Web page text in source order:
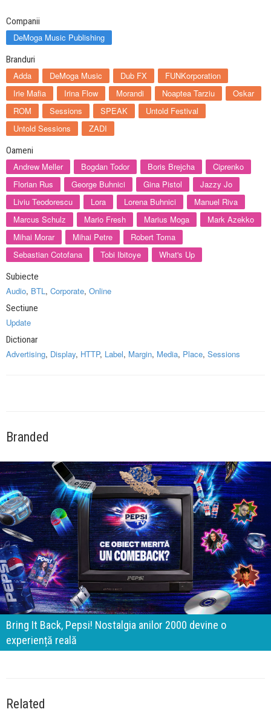
Companii
DeMoga Music Publishing
Branduri
Adda DeMoga Music Dub FX
FUNKorporation
Irie Mafia
Irina Flow Morandi Noaptea Tarziu
Oskar
ROM
Sessions SPEAK
Untold Festival
Untold Sessions
ZADI
Oameni
Andrew Meller Bogdan Todor Boris Brejcha
Ciprenko
Florian Rus
George Buhnici Gina Pistol
Jazzy Jo
Liviu Teodorescu
Lora Lorena Buhnici
Manuel Riva
Marcus Schulz
Mario Fresh Marius Moga
Mark Azekko
Mihai Morar
Mihai Petre
Robert Toma
Sebastian Cotofana
Tobi Ibitoye What's Up
Subiecte
Audio, BTL, Corporate, Online
Sectiune
Update
Dictionar
Advertising, Display, HTTP, Label, Margin, Media, Place, Sessions
Branded
Brandurile nu mai concurează prin experiențe. Concurează
prin apartenență
Related